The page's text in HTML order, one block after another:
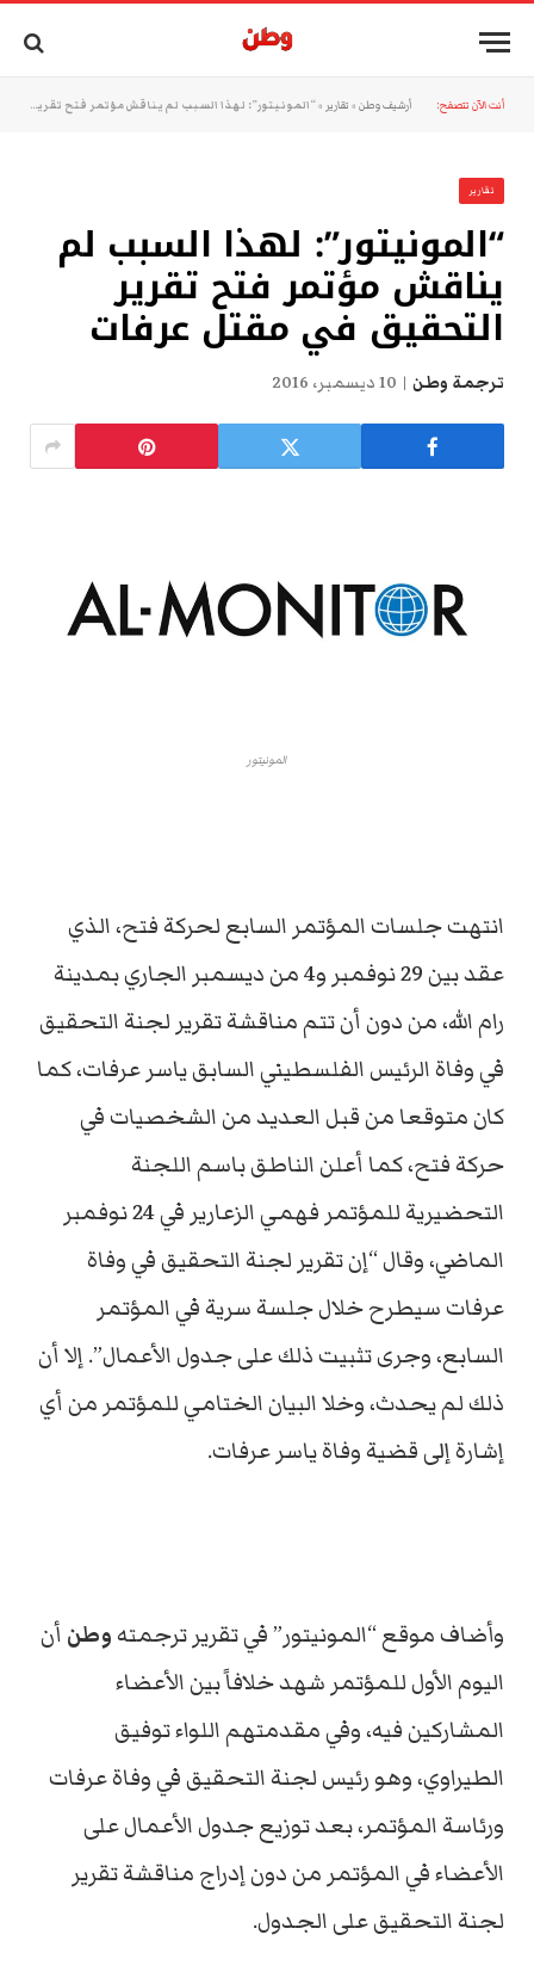
أنت الآن تتصفح: أرشيف وطن » تقارير »“المونيتور”: لهذا السبب لم يناقش مؤتمر فتح تقرير التحقيق في مقتل عرفات
تقارير
“المونيتور”: لهذا السبب لم
يناقش مؤتمر فتح تقرير
التحقيق في مقتل عرفات
ترجمة وطن 10 ديسمبر، 2016
المونيتور
انتهت جلسات المؤتمر السابع لحركة فتح، الذي
عقد بين 29 نوفمبر و4 من ديسمبر الجاري بمدينة
رام الله، من دون أن تتم مناقشة تقرير لجنة التحقيق
في وفاة الرئيس الفلسطيني السابق ياسر عرفات، كما
كان متوقعا من قبل العديد من الشخصيات في
حركة فتح، كما أعلن الناطق باسم اللجنة
التحضيرية للمؤتمر فهمي الزعارير في 24 نوفمبر
الماضي، وقال “إن تقرير لجنة التحقيق في وفاة
عرفات سيطرح خلال جلسة سرية في المؤتمر
السابع، وجرى تثبيت ذلك على جدول الأعمال”. إلا أن
ذلك لم يحدث، وخلا البيان الختامي للمؤتمر من أي
إشارة إلى قضية وفاة ياسر عرفات.
وأضاف موقع “المونيتور” في تقرير ترجمتهوطن أن
اليوم الأول للمؤتمر شهد خلافاً بين الأعضاء
المشاركين فيه، وفي مقدمتهم اللواء توفيق
الطيراوي، وهو رئيس لجنة التحقيق في وفاة عرفات
ورئاسة المؤتمر، بعد توزيع جدول الأعمال على
الأعضاء في المؤتمر من دون إدراج مناقشة تقرير
لجنة التحقيق على الجدول.